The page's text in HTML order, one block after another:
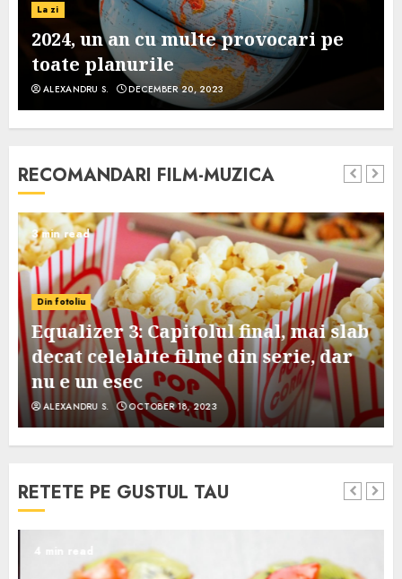
La zi
2024, un an cu multe provocari pe
toate planurile
ALEXANDRU S. DECEMBER 20, 2023
RECOMANDARI FILM-MUZICA
3 min read
Din fotoliu
Equalizer 3: Capitolul final, mai slab
decat celelalte filme din serie, dar
nu e un esec
ALEXANDRU S. OCTOBER 18, 2023
RETETE PE GUSTUL TAU
4 min read